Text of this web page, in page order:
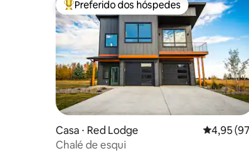
Entre os melhores preferidos dos
Preferido dos hóspedes
Casa ⋅ Red Lodge 4,95 de
4,95
Chalé de esqui